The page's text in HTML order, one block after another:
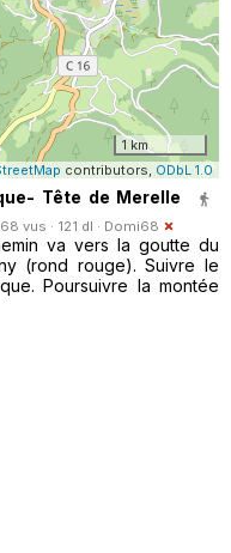
1 km
contributors, ODbL 1.0
Tête de Merelle
vus · 121 dl · Domi68
va vers la goutte du
(rond rouge). Suivre le
Poursuivre la montée